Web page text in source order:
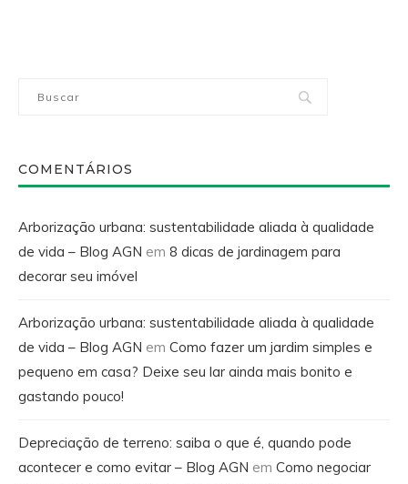
COMENTÁRIOS
Arborização urbana: sustentabilidade aliada à qualidade
de vida – Blog AGN em 8 dicas de jardinagem para
decorar seu imóvel
Arborização urbana: sustentabilidade aliada à qualidade
de vida – Blog AGN em Como fazer um jardim simples e
pequeno em casa? Deixe seu lar ainda mais bonito e
gastando pouco!
Depreciação de terreno: saiba o que é, quando pode
acontecer e como evitar – Blog AGN em Como negociar